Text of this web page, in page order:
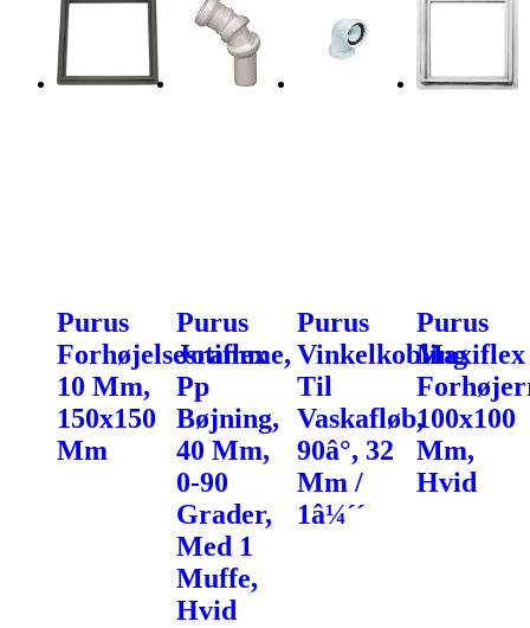
Purus
Forhøjelsesramme,
10 Mm,
150x150
Mm
Purus
Jotiflex
Pp
Bøjning,
40 Mm,
0-90
Grader,
Med 1
Muffe,
Hvid
Purus
Vinkelkobling
Til
Vaskafløb,
90â°, 32
Mm /
1â¼´´
Purus
Maxiflex
100x100
Mm,
Hvid